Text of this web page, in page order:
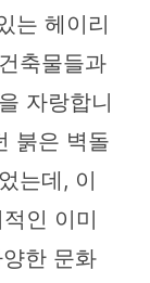
는 헤이리
축물들과
자랑합니
붉은 벽돌
는데, 이
인 이미
한 문화